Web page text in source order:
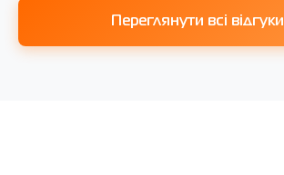
Переглянути всі відгуки